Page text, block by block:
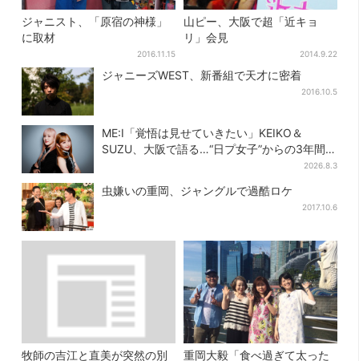
ジャニスト、「原宿の神様」
に取材
2016.11.15
山ピー、大阪で超「近キョ
リ」会見
2014.9.22
ジャニーズWEST、新番組で天才に密着
2016.10.5
ME:I「覚悟は見せていきたい」KEIKO＆
SUZU、大阪で語る…“日プ女子”からの3年間
2026.8.3
虫嫌いの重岡、ジャングルで過酷ロケ
2017.10.6
牧師の吉江と直美が突然の別
重岡大毅「食べ過ぎて太った